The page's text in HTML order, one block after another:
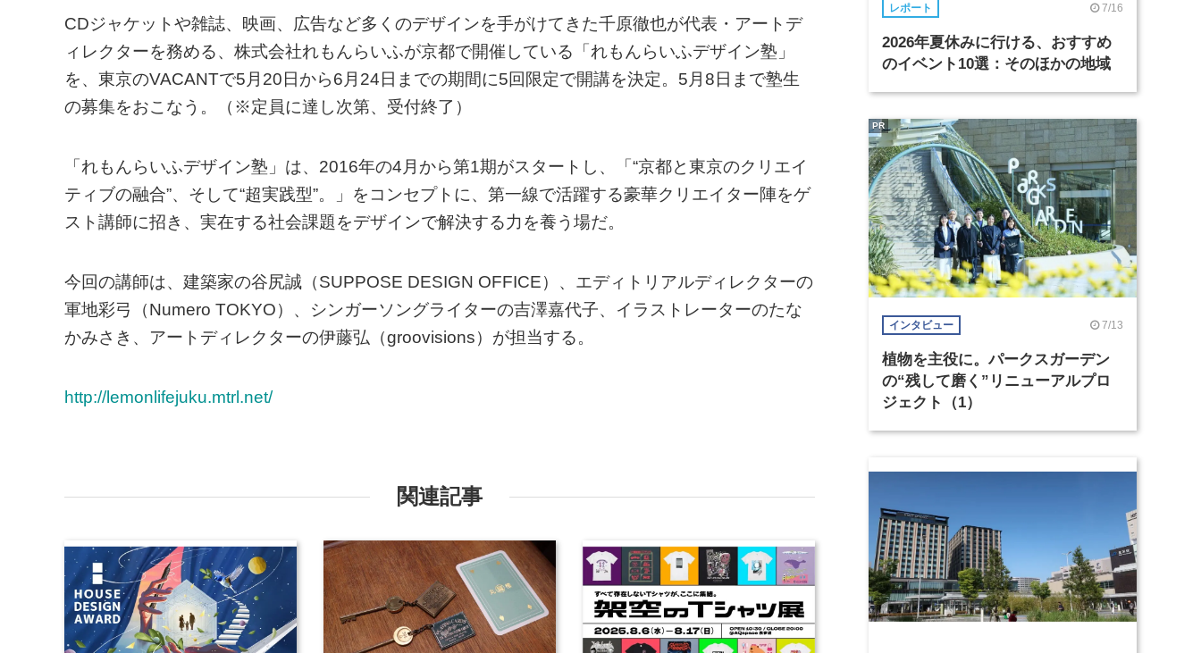
CDジャケットや雑誌、映画、広告など多くのデザインを手がけてきた千原徹也が代表・アートデ
ィレクターを務める、株式会社れもんらいふが京都で開催している「れもんらいふデザイン塾」
を、東京のVACANTで5月20日から6月24日までの期間に5回限定で開講を決定。5月8日まで塾生
の募集をおこなう。（※定員に達し次第、受付終了）
「れもんらいふデザイン塾」は、2016年の4月から第1期がスタートし、「“京都と東京のクリエイ
ティブの融合”、そして“超実践型”。」をコンセプトに、第一線で活躍する豪華クリエイター陣をゲ
スト講師に招き、実在する社会課題をデザインで解決する力を養う場だ。
今回の講師は、建築家の谷尻誠（SUPPOSE DESIGN OFFICE）、エディトリアルディレクターの
軍地彩弓（Numero TOKYO）、シンガーソングライターの吉澤嘉代子、イラストレーターのたな
かみさき、アートディレクターの伊藤弘（groovisions）が担当する。
http://lemonlifejuku.mtrl.net/
関連記事
レポート 7/16
2026年夏休みに行ける、おすすめ
のイベント10選：そのほかの地域
インタビュー 7/13
植物を主役に。パークスガーデン
の“残して磨く”リニューアルプロ
ジェクト（1）
PR